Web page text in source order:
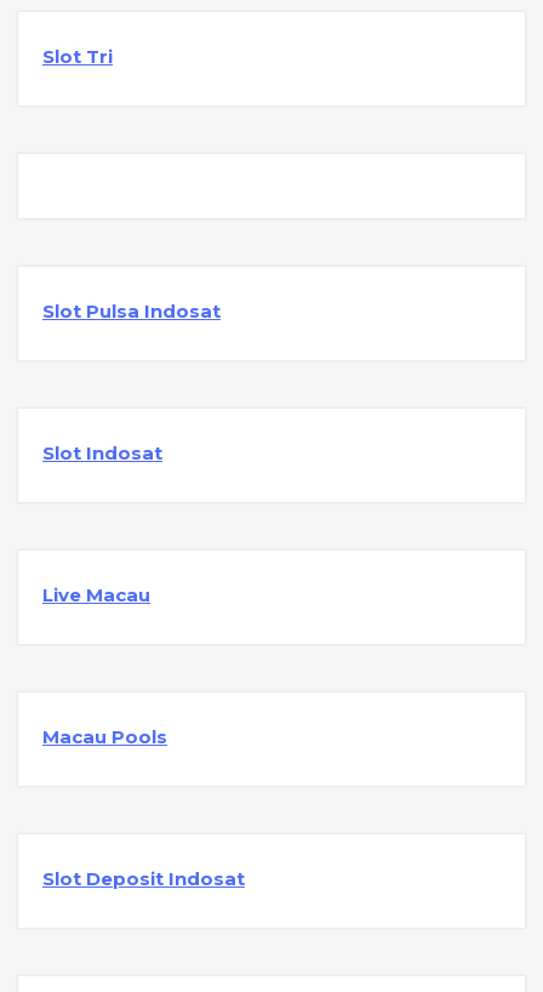
Slot Tri
Slot Pulsa Indosat
Slot Indosat
Live Macau
Macau Pools
Slot Deposit Indosat